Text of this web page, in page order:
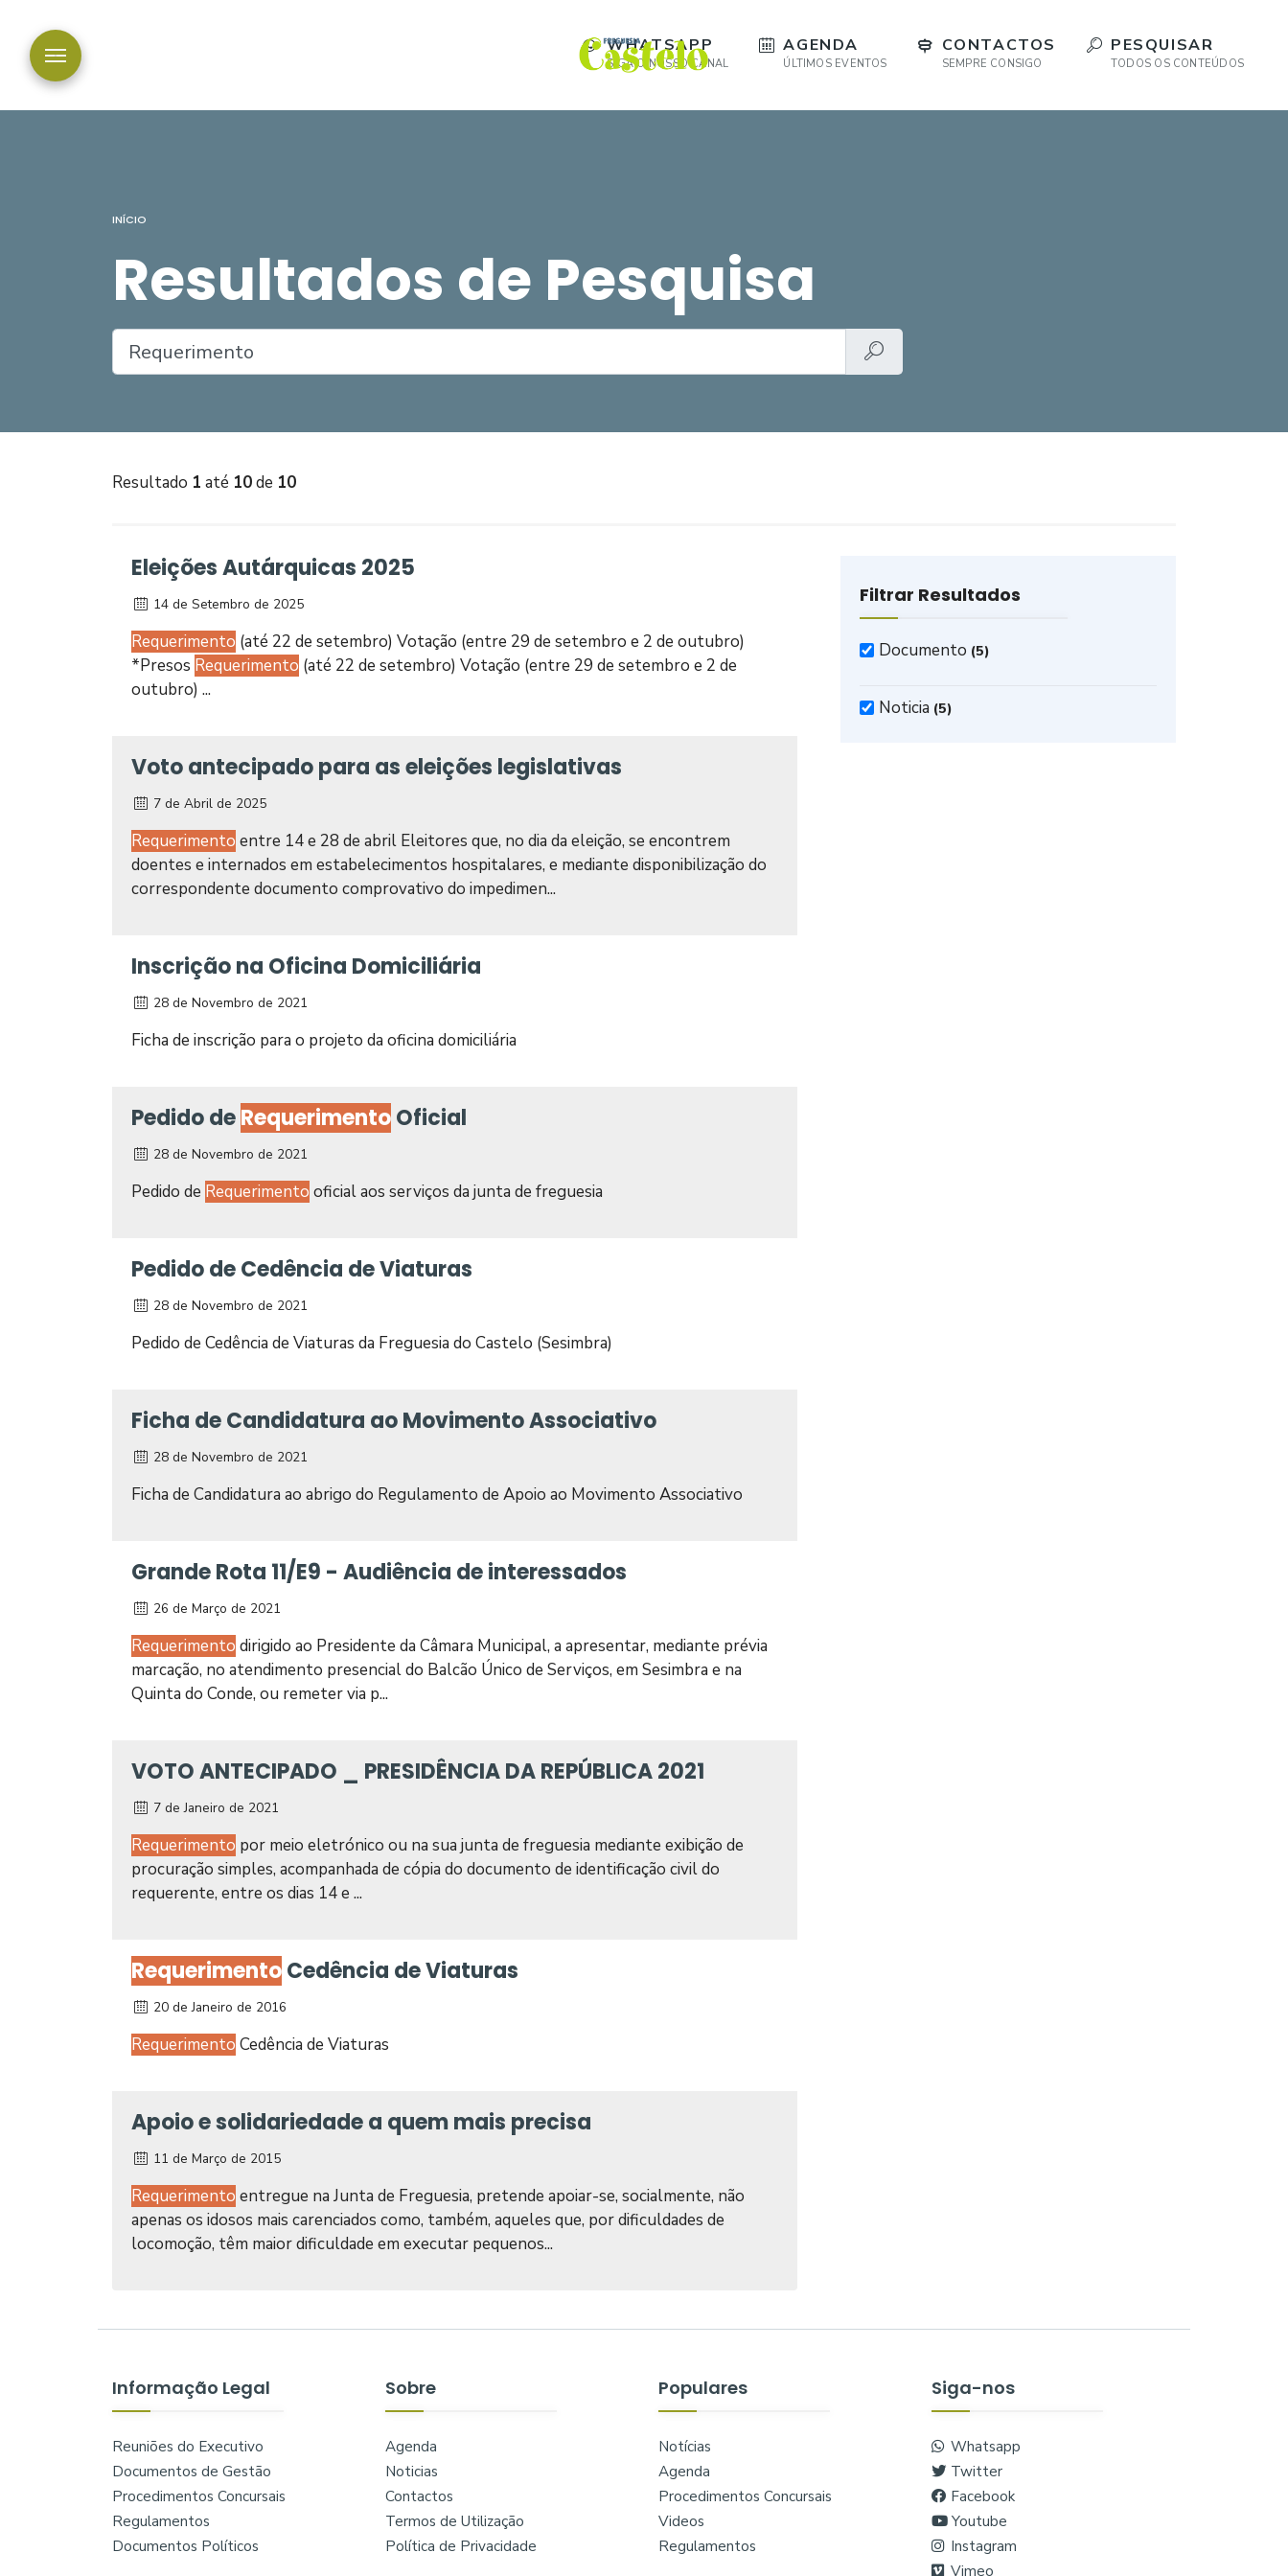
WHATSAPP
SIGA O NOSSO CANAL
AGENDA
ÚLTIMOS EVENTOS
CONTACTOS
SEMPRE CONSIGO
PESQUISAR
TODOS OS CONTEÚDOS
INÍCIO
Resultados de Pesquisa
Resultado 1 até 10de 10
Eleições Autárquicas 2025
14 de Setembro de 2025
Requerimento (até 22 de setembro) Votação (entre 29 de setembro e 2 de outubro)
*Presos Requerimento (até 22 de setembro) Votação (entre 29 de setembro e 2 de
outubro) ...
Voto antecipado para as eleições legislativas
7 de Abril de 2025
Requerimento entre 14 e 28 de abril Eleitores que, no dia da eleição, se encontrem
doentes e internados em estabelecimentos hospitalares, e mediante disponibilização do
correspondente documento comprovativo do impedimen...
Inscrição na Oficina Domiciliária
28 de Novembro de 2021
Ficha de inscrição para o projeto da oficina domiciliária
Pedido deRequerimentoOficial
28 de Novembro de 2021
Pedido de Requerimento oficial aos serviços da junta de freguesia
Pedido de Cedência de Viaturas
28 de Novembro de 2021
Pedido de Cedência de Viaturas da Freguesia do Castelo (Sesimbra)
Ficha de Candidatura ao Movimento Associativo
28 de Novembro de 2021
Ficha de Candidatura ao abrigo do Regulamento de Apoio ao Movimento Associativo
Grande Rota 11/E9 - Audiência de interessados
26 de Março de 2021
Requerimento dirigido ao Presidente da Câmara Municipal, a apresentar, mediante prévia
marcação, no atendimento presencial do Balcão Único de Serviços, em Sesimbra e na
Quinta do Conde, ou remeter via p...
VOTO ANTECIPADO _ PRESIDÊNCIA DA REPÚBLICA 2021
7 de Janeiro de 2021
Requerimento por meio eletrónico ou na sua junta de freguesia mediante exibição de
procuração simples, acompanhada de cópia do documento de identificação civil do
requerente, entre os dias 14 e ...
RequerimentoCedência de Viaturas
20 de Janeiro de 2016
Requerimento Cedência de Viaturas
Apoio e solidariedade a quem mais precisa
11 de Março de 2015
Requerimento entregue na Junta de Freguesia, pretende apoiar-se, socialmente, não
apenas os idosos mais carenciados como, também, aqueles que, por dificuldades de
locomoção, têm maior dificuldade em executar pequenos...
Filtrar Resultados
Documento (5)
Noticia (5)
Informação Legal
Reuniões do Executivo
Documentos de Gestão
Procedimentos Concursais
Regulamentos
Documentos Políticos
Sobre
Agenda
Noticias
Contactos
Termos de Utilização
Política de Privacidade
Populares
Notícias
Agenda
Procedimentos Concursais
Videos
Regulamentos
Siga-nos
Whatsapp
Twitter
Facebook
Youtube
Instagram
Vimeo